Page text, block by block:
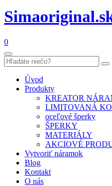
0
Úvod
Produkty
KREATOR
LIMITOVANÁ
oceľové šperky
ŠPERKY
MATERIÁLY
AKCIOVÉ
Vytvoriť náramok
Blog
Kontakt
O nás